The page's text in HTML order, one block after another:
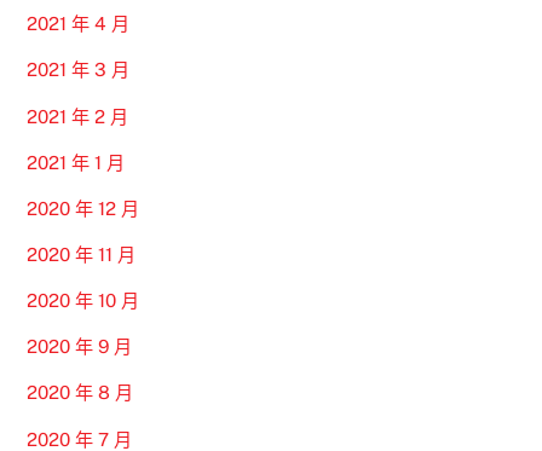
2021 年 4 月
2021 年 3 月
2021 年 2 月
2021 年 1 月
2020 年 12 月
2020 年 11 月
2020 年 10 月
2020 年 9 月
2020 年 8 月
2020 年 7 月